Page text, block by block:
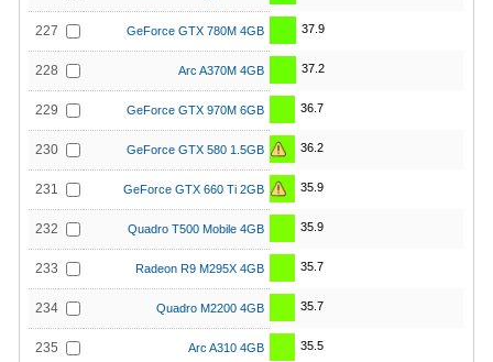
227 GeForce GTX 780M 4GB 37.9
228 Arc A370M 4GB 37.2
229 GeForce GTX 970M 6GB 36.7
230 GeForce GTX 580 1.5GB 36.2
231 GeForce GTX 660 Ti 2GB 35.9
232 Quadro T500 Mobile 4GB 35.9
233 Radeon R9 M295X 4GB 35.7
234 Quadro M2200 4GB 35.7
235 Arc A310 4GB 35.5